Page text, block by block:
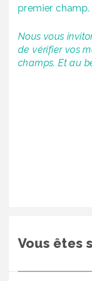
premier champ.
Nous vous
de vérifier vos
champs. Et au
Vous êtes